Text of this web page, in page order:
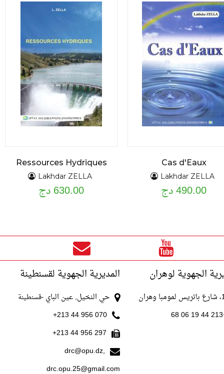
Cas d'Eaux
Lakhdar ZELLA
490.00 دج
Ressources Hydriques
Lakhdar ZELLA
630.00 دج
الجهوية لوهران المديرية الجهوية لقسنطينة
حي النخيل, عين الباي -قسنطينة
070 956 44 213+
297 956 44 213+
drc@opu.dz,
drc.opu.25@gmail.com